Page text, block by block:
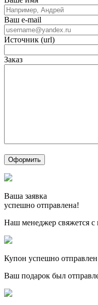
Ваш e-mail
Источник (url)
Заказ
Ваша заявка
успешно отправлена!
Наш менеджер свяжется
Купон успешно
Ваш подарок был